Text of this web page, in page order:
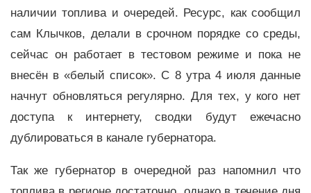
наличии топлива и очередей. Ресурс, как сообщил
сам Клычков, делали в срочном порядке со среды,
сейчас он работает в тестовом режиме и пока не
внесён в «белый список». С 8 утра 4 июля данные
начнут обновляться регулярно. Для тех, у кого нет
доступа к интернету, сводки будут ежечасно
дублироваться в канале губернатора.
Так же губернатор в очередной раз напомнил что